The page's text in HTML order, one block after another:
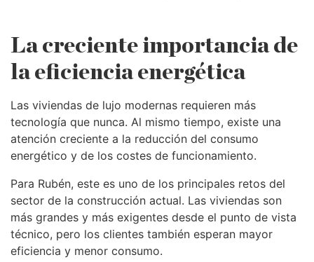
La creciente importancia de
la eficiencia energética
Las viviendas de lujo modernas requieren más
tecnología que nunca. Al mismo tiempo, existe una
atención creciente a la reducción del consumo
energético y de los costes de funcionamiento.
Para Rubén, este es uno de los principales retos del
sector de la construcción actual. Las viviendas son
más grandes y más exigentes desde el punto de vista
técnico, pero los clientes también esperan mayor
eficiencia y menor consumo.